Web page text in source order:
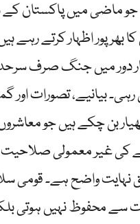
ماضی میں پاکستان کے
کا بھرپور اظہار کرتے رہے
دور میں جنگ صرف
بیانیے، تصورات اور
بن چکے ہیں جو
کی غیر معمولی
نہایت واضح ہے۔ قومی
سے محفوظ نہیں ہوتی